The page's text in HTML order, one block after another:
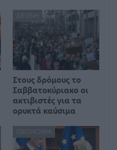
ΔΙΕΘΝΉ
Στους δρόμους το
Σαββατοκύριακο οι
ακτιβιστές για τα
ορυκτά καύσιμα
ΟΙΚΟΝΟΜΊΑ